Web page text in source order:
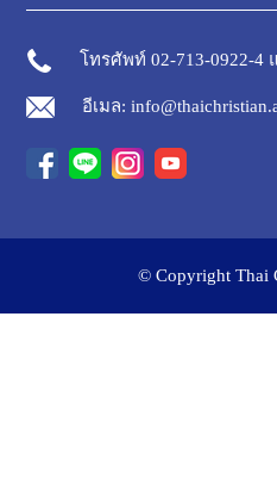
โทรศัพท์ 02-713-0922-4
อีเมล:
© Copyright Thai